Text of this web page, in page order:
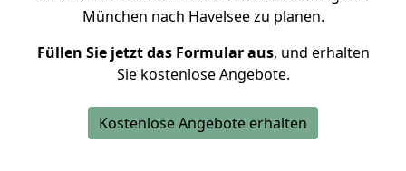
München nach Havelsee zu planen.
Füllen Sie jetzt das Formular aus, und erhalten
Sie kostenlose Angebote.
Kostenlose Angebote erhalten